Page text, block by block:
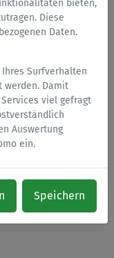
bieten,
Diese
Daten.
Surfverhalten
werden. Damit
viel gefragt
Auswertung
ein.
Speichern